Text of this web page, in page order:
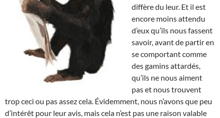
diffère du leur. Et il est
encore moins attendu
d’eux qu’ils nous fassent
savoir, avant de partir en
se comportant comme
des gamins attardés,
qu’ils ne nous aiment
pas et nous trouvent
trop ceci ou pas assez cela. Évidemment, nous n’avons que peu
d’intérêt pour leur avis, mais cela n’est pas une raison valable